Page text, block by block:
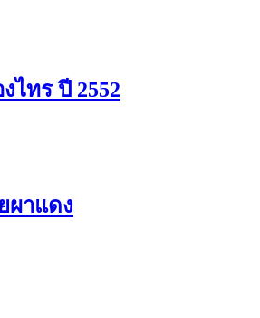
ทร ปี 2552
ผาแดง